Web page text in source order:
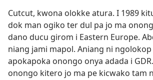
Cutcut, kwona olokke atura. I 1989
dok man ogiko ter dul pa jo ma
dano ducu girom i Eastern Europe.
niang jami mapol. Aniang ni
apokapoka onongo onya adada i
onongo kitero jo ma pe kicwako tam